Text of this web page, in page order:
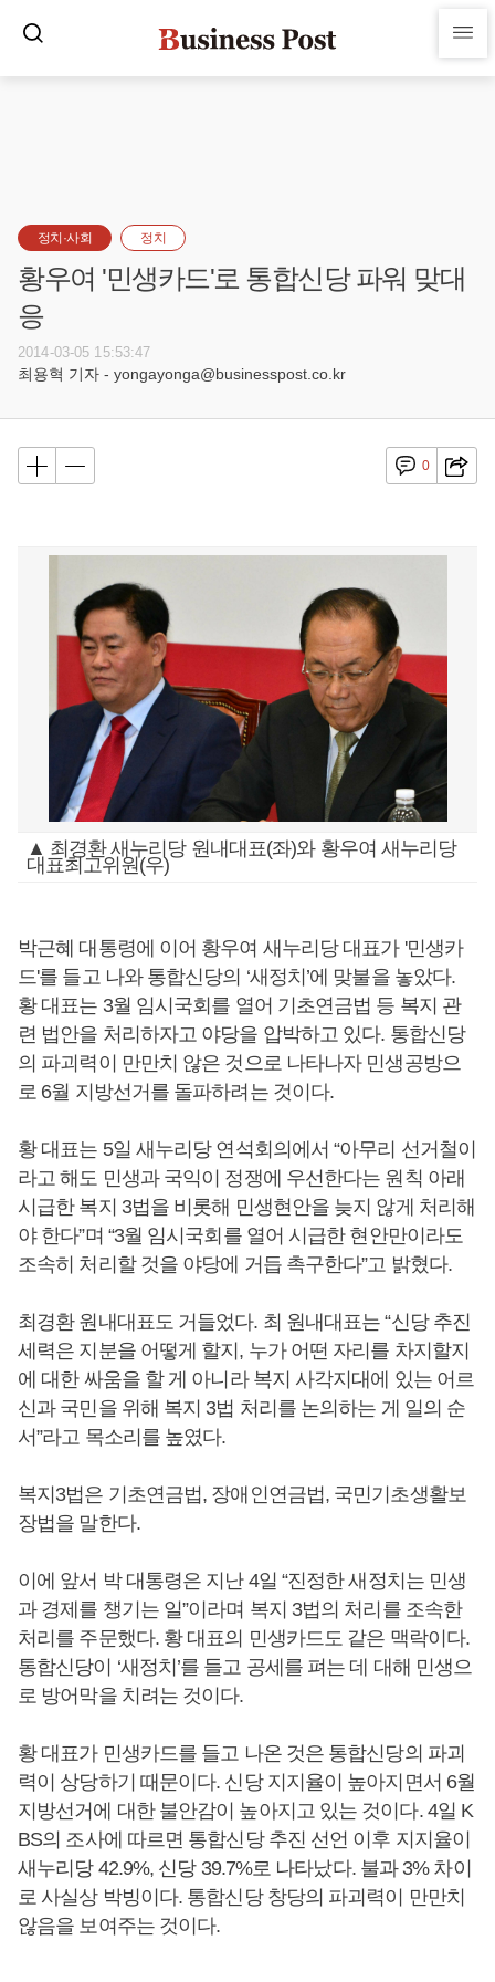
정치·사회 정치
황우여 '민생카드'로 통합신당 파워 맞대
응
2014-03-05 15:53:47
최용혁 기자 - yongayonga@businesspost.co.kr
0
▲ 최경환 새누리당 원내대표(좌)와 황우여 새누리당
대표최고위원(우)
박근혜 대통령에 이어 황우여 새누리당 대표가 '민생카
드'를 들고 나와 통합신당의 ‘새정치’에 맞불을 놓았다.
황 대표는 3월 임시국회를 열어 기초연금법 등 복지 관
련 법안을 처리하자고 야당을 압박하고 있다. 통합신당
의 파괴력이 만만치 않은 것으로 나타나자 민생공방으
로 6월 지방선거를 돌파하려는 것이다.
황 대표는 5일 새누리당 연석회의에서 “아무리 선거철이
라고 해도 민생과 국익이 정쟁에 우선한다는 원칙 아래
시급한 복지 3법을 비롯해 민생현안을 늦지 않게 처리해
야 한다”며 “3월 임시국회를 열어 시급한 현안만이라도
조속히 처리할 것을 야당에 거듭 촉구한다”고 밝혔다.
최경환 원내대표도 거들었다. 최 원내대표는 “신당 추진
세력은 지분을 어떻게 할지, 누가 어떤 자리를 차지할지
에 대한 싸움을 할 게 아니라 복지 사각지대에 있는 어르
신과 국민을 위해 복지 3법 처리를 논의하는 게 일의 순
서”라고 목소리를 높였다.
복지3법은 기초연금법, 장애인연금법, 국민기초생활보
장법을 말한다.
이에 앞서 박 대통령은 지난 4일 “진정한 새정치는 민생
과 경제를 챙기는 일”이라며 복지 3법의 처리를 조속한
처리를 주문했다. 황 대표의 민생카드도 같은 맥락이다.
통합신당이 ‘새정치’를 들고 공세를 펴는 데 대해 민생으
로 방어막을 치려는 것이다.
황 대표가 민생카드를 들고 나온 것은 통합신당의 파괴
력이 상당하기 때문이다. 신당 지지율이 높아지면서 6월
지방선거에 대한 불안감이 높아지고 있는 것이다. 4일 K
BS의 조사에 따르면 통합신당 추진 선언 이후 지지율이
새누리당 42.9%, 신당 39.7%로 나타났다. 불과 3% 차이
로 사실상 박빙이다. 통합신당 창당의 파괴력이 만만치
않음을 보여주는 것이다.